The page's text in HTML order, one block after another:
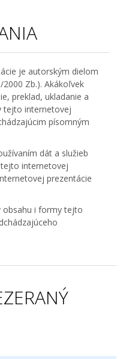
je autorským dielom
Zb.). Akákoľvek
preklad, ukladanie a
tejto internetovej
písomným
dát a služieb
internetovej
prezentácie
obsahu i formy tejto